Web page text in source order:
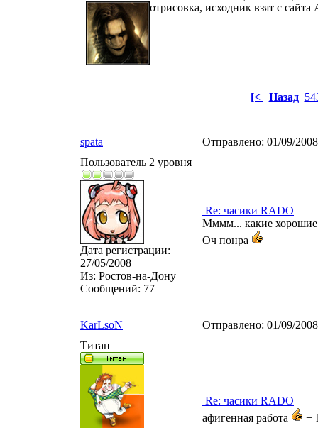
отрисовка, исходник взят с сайта
[< Назад
spata Отправлено: 01/09/
Пользователь 2 уровня
Дата регистрации:
27/05/2008
Из: Ростов-на-Дону
Сообщений: 77
Re: часики RADO
Мммм... какие хорошие
Оч понра
KarLsoN Отправлено: 01/09/
Титан
Re: часики RADO
афигенная работа
+